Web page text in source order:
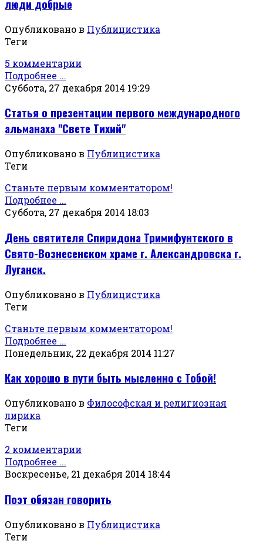
люди добрые
Опубликовано в Публицистика
Теги
5 комментарии
Подробнее ...
Суббота, 27 декабря 2014 19:29
Статья о презентации первого международного
альманаха "Свете Тихий"
Опубликовано в Публицистика
Теги
Станьте первым комментатором!
Подробнее ...
Суббота, 27 декабря 2014 18:03
День святителя Спиридона Тримифунтского в
Свято-Вознесенском храме г. Александровска г.
Луганск.
Опубликовано в Публицистика
Теги
Станьте первым комментатором!
Подробнее ...
Понедельник, 22 декабря 2014 11:27
Как хорошо в пути быть мысленно с Тобой!
Опубликовано в Философская и религиозная
лирика
Теги
2 комментарии
Подробнее ...
Воскресенье, 21 декабря 2014 18:44
Поэт обязан говорить
Опубликовано в Публицистика
Теги